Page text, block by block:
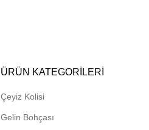
ÜRÜN KATEGORILERI
Çeyiz Kolisi
Gelin Bohçası